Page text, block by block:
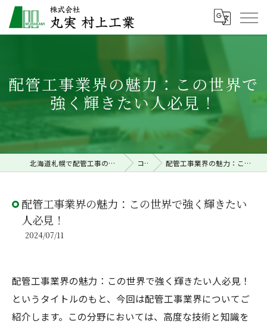
配管工事業界の魅力：この世界で
強く輝きたい人必見！
北海道札幌で配管工事の求人なら株式会社丸実村上工業 コラム 配管工事業界の魅力：この世界で強く輝きたい人必見！
配管工事業界の魅力：この世界で強く輝きたい
人必見！
2024/07/11
配管工事業界の魅力：この世界で強く輝きたい人必見！
というタイトルのもと、今回は配管工事業界についてご
紹介します。この分野においては、高度な技術と知識を